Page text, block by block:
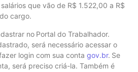
que vão de R$ 1.522,00 a R$
cargo.
no Portal do Trabalhador.
será necessário acessar o
login com sua conta gov.br. Se
será preciso criá-la. Também é